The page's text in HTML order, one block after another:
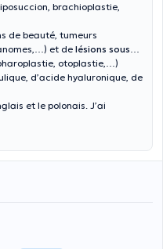
brachioplastie,
de beauté, tumeurs
et de lésions sous
otoplastie,…)
d’acide hyaluronique, de
et le polonais. J’ai